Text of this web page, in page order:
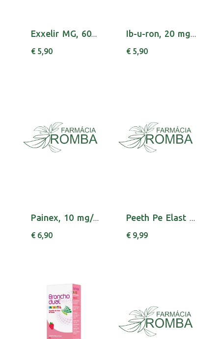
Exxelir MG, 600 mg x 20 comp eferv
€ 5,90
Ib-u-ron, 20 mg/mL-200 mL x 1 susp oral mL
€ 5,90
Painex, 10 mg/g-100 g x 1 gel bisnaga
€ 6,90
Peeth Pe Elast N651 Preto T4
€ 9,99